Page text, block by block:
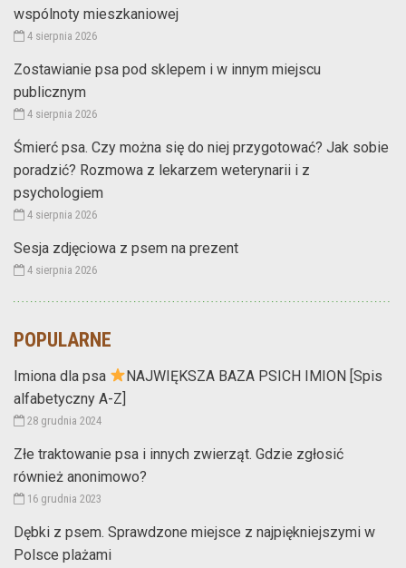
wspólnoty mieszkaniowej
4 sierpnia 2026
Zostawianie psa pod sklepem i w innym miejscu
publicznym
4 sierpnia 2026
Śmierć psa. Czy można się do niej przygotować? Jak sobie
poradzić? Rozmowa z lekarzem weterynarii i z
psychologiem
4 sierpnia 2026
Sesja zdjęciowa z psem na prezent
4 sierpnia 2026
POPULARNE
Imiona dla psa
NAJWIĘKSZA BAZA PSICH IMION [Spis
alfabetyczny A-Z]
28 grudnia 2024
Złe traktowanie psa i innych zwierząt. Gdzie zgłosić
również anonimowo?
16 grudnia 2023
Dębki z psem. Sprawdzone miejsce z najpiękniejszymi w
Polsce plażami